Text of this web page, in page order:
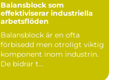
Balansblock som
effektiviserar industriella
arbetsflöden
Balansblock är en ofta
förbisedd men otroligt viktig
komponent inom industrin.
De bidrar t...